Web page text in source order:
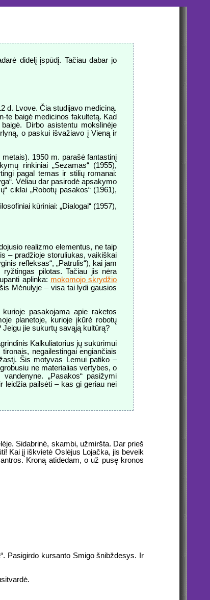
didelį įspūdį. Tačiau dabar jo
d. Lvove. Čia studijavo mediciną.
te baigė medicinos fakultetą. Kad
Dirbo asistentu mokslinėje
o paskui išvažiavo į Vieną ir
1950 m. parašė fantastinį
rinkiniai „Sezamas“ (1955),
pagal temas ir stilių romanai:
Vėliau dar pasirodė apsakymo
ciklai „Robotų pasakos“ (1961),
kūriniai: „Dialogai“ (1957),
realizmo elementus, ne taip
– pradžioje storuliukas, vaikiškai
refleksas“, „Patrulis“), kai jam
pilotas. Tačiau jis nėra
aplinka: mokomojo skrydžio
Mėnulyje – visa tai lydi gausios
pasakojama apie raketos
planetoje, kurioje įkūrė robotų
jie sukurtų savąją kultūrą?
Kalkuliatorius jų sukūrimui
negailestingai engiančiais
Šis motyvas Lemui patiko –
ne materialias vertybes, o
„Pasakos“ pasižymi
leidžia pailsėti – kas gi geriau nei
Sidabrinė, skambi, užmiršta. Dar prieš
Kai jį iškvietė Oslėjus Lojačka, jis beveik
Kroną atidedam, o už pusę kronos
Pasigirdo kursanto Smigo šnibždesys. Ir